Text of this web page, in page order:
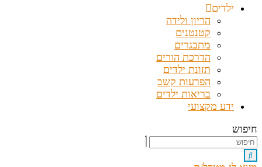
ילדים
הריון ולידה
קטנטנים
מתבגרים
הדרכת הורים
תזונת ילדים
הפרעות קשב
בריאות ילדים
ידע מקצועי
חיפוש